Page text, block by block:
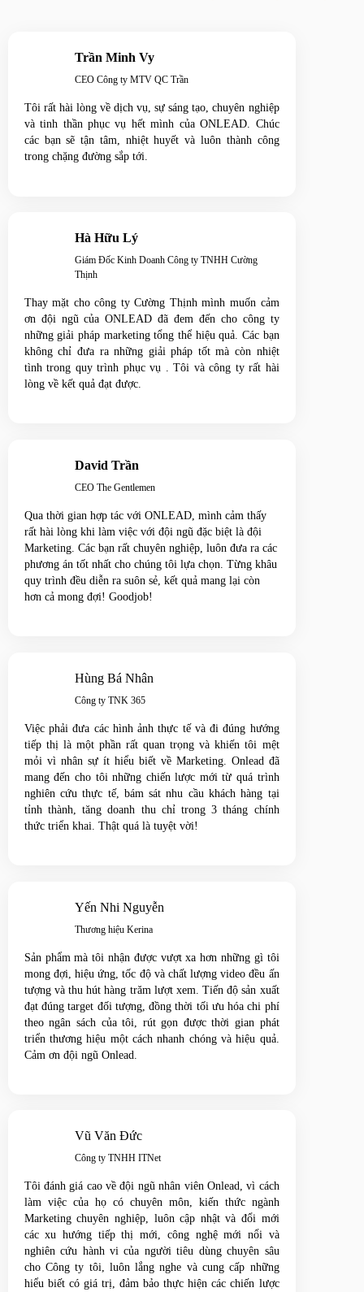
Trần Minh Vy
CEO Công ty MTV QC Trần
Tôi rất hài lòng về dịch vụ, sự sáng tạo, chuyên nghiệp
và tinh thần phục vụ hết mình của ONLEAD. Chúc
các bạn sẽ tận tâm, nhiệt huyết và luôn thành công
trong chặng đường sắp tới.
Hà Hữu Lý
Giám Đốc Kinh Doanh Công ty TNHH Cường
Thịnh
Thay mặt cho công ty Cường Thịnh mình muốn cảm
ơn đội ngũ của ONLEAD đã đem đến cho công ty
những giải pháp marketing tổng thể hiệu quả. Các bạn
không chỉ đưa ra những giải pháp tốt mà còn nhiệt
tình trong quy trình phục vụ . Tôi và công ty rất hài
lòng về kết quả đạt được.
David Trần
CEO The Gentlemen
Qua thời gian hợp tác với ONLEAD, mình cảm thấy
rất hài lòng khi làm việc với đội ngũ đặc biệt là đội
Marketing. Các bạn rất chuyên nghiệp, luôn đưa ra các
phương án tốt nhất cho chúng tôi lựa chọn. Từng khâu
quy trình đều diễn ra suôn sẻ, kết quả mang lại còn
hơn cả mong đợi! Goodjob!
Hùng Bá Nhân
Công ty TNK 365
Việc phải đưa các hình ảnh thực tế và đi đúng hướng
tiếp thị là một phần rất quan trọng và khiến tôi mệt
mỏi vì nhân sự ít hiểu biết về Marketing. Onlead đã
mang đến cho tôi những chiến lược mới từ quá trình
nghiên cứu thực tế, bám sát nhu cầu khách hàng tại
tỉnh thành, tăng doanh thu chỉ trong 3 tháng chính
thức triển khai. Thật quá là tuyệt vời!
Yến Nhi Nguyễn
Thương hiệu Kerina
Sản phẩm mà tôi nhận được vượt xa hơn những gì tôi
mong đợi, hiệu ứng, tốc độ và chất lượng video đều ấn
tượng và thu hút hàng trăm lượt xem. Tiến độ sản xuất
đạt đúng target đối tượng, đồng thời tối ưu hóa chi phí
theo ngân sách của tôi, rút gọn được thời gian phát
triển thương hiệu một cách nhanh chóng và hiệu quả.
Cảm ơn đội ngũ Onlead.
Vũ Văn Đức
Công ty TNHH ITNet
Tôi đánh giá cao về đội ngũ nhân viên Onlead, vì cách
làm việc của họ có chuyên môn, kiến ​​thức ngành
Marketing chuyên nghiệp, luôn cập nhật và đổi mới
các xu hướng tiếp thị mới, công nghệ mới nổi và
nghiên cứu hành vi của người tiêu dùng chuyên sâu
cho Công ty tôi, luôn lắng nghe và cung cấp những
hiểu biết có giá trị, đảm bảo thực hiện các chiến lược